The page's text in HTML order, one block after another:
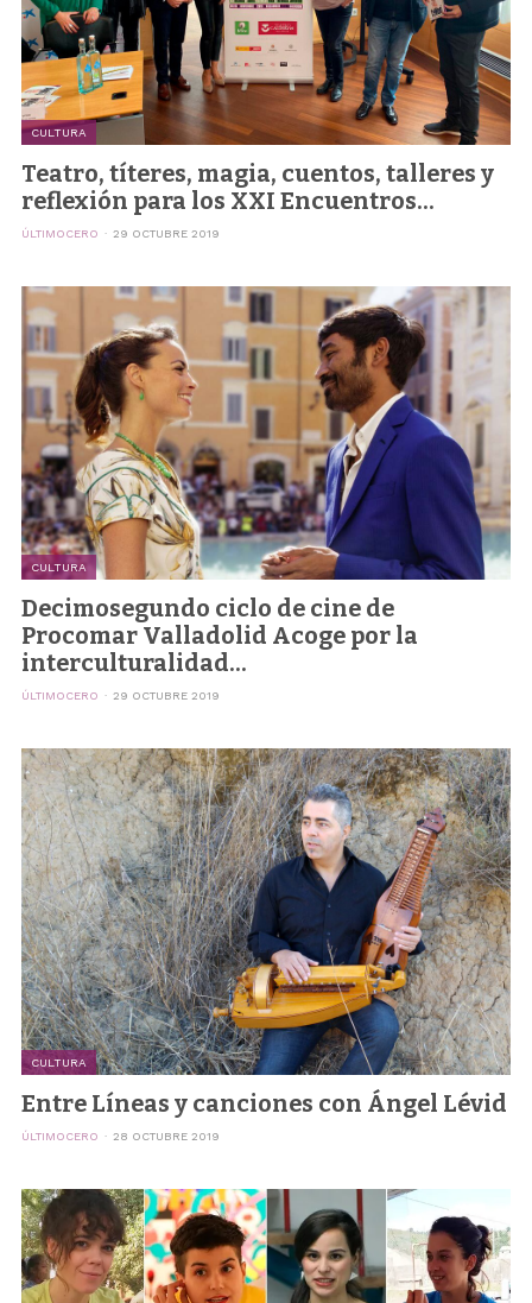
CULTURA
Teatro, títeres, magia, cuentos, talleres y
reflexión para los XXI Encuentros...
ÚLTIMOCERO 29 OCTUBRE 2019
CULTURA
Decimosegundo ciclo de cine de
Procomar Valladolid Acoge por la
interculturalidad...
ÚLTIMOCERO 29 OCTUBRE 2019
CULTURA
Entre Líneas y canciones con Ángel Lévid
ÚLTIMOCERO 28 OCTUBRE 2019